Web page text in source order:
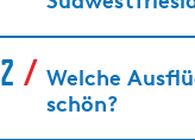
Welche
schön?